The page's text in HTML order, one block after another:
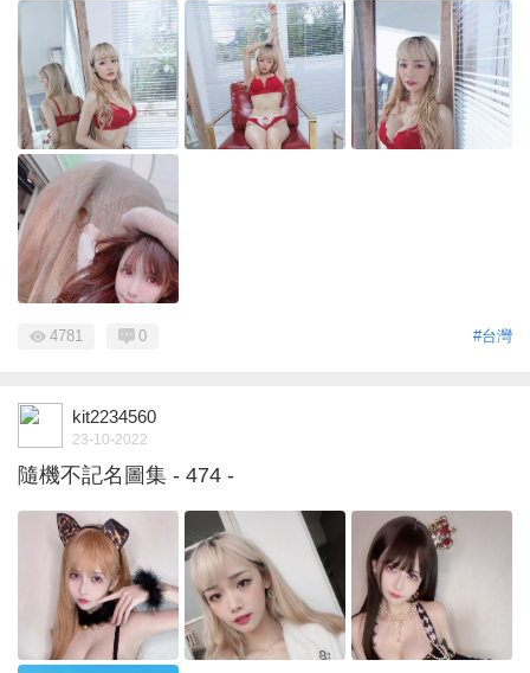
#台灣
4781 0
kit2234560
23-10-2022
隨機不記名圖集 - 474 -